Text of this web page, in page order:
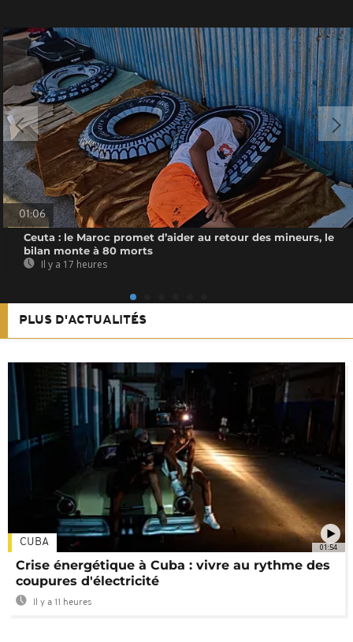
01:06
Ceuta : le Maroc promet d’aider au retour des mineurs, le
bilan monte à 80 morts
Il y a 17 heures
PLUS D'ACTUALITÉS
01:54
CUBA
Crise énergétique à Cuba : vivre au rythme des
coupures d'électricité
Il y a 11 heures